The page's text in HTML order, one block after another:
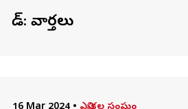
కోడ్: వార్తలు